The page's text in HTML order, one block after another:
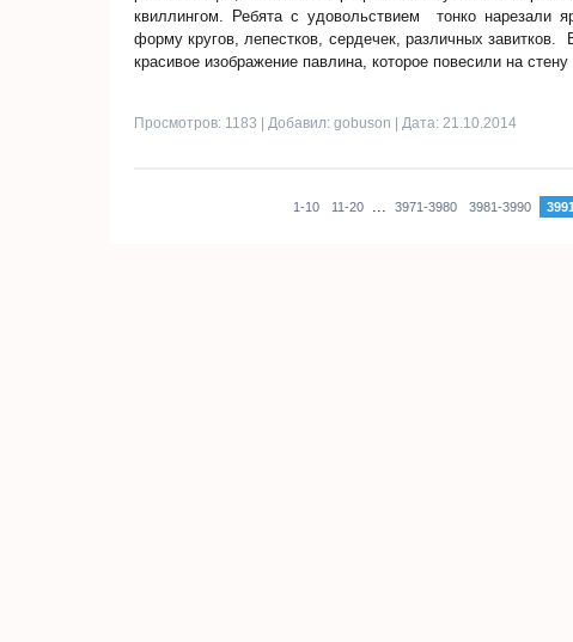
квиллингом. Ребята с удовольствием тонко нарезали
форму кругов, лепестков, сердечек, различных
красивое изображение павлина, которое повесили на стену
Просмотров: 1183 | Добавил: gobuson | Дата: 21.10.2014
1-10 11-20 ... 3971-3980 3981-3990